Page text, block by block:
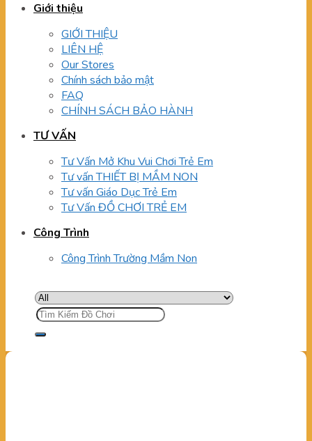
Giới thiệu
GIỚI THIỆU
LIÊN HỆ
Our Stores
Chính sách bảo mật
FAQ
CHÍNH SÁCH BẢO HÀNH
TƯ VẤN
Tư Vấn Mở Khu Vui Chơi Trẻ Em
Tư vấn THIẾT BỊ MẦM NON
Tư vấn Giáo Dục Trẻ Em
Tư Vấn ĐỒ CHƠI TRẺ EM
Công Trình
Công Trình Trường Mầm Non
Tìm
kiếm: